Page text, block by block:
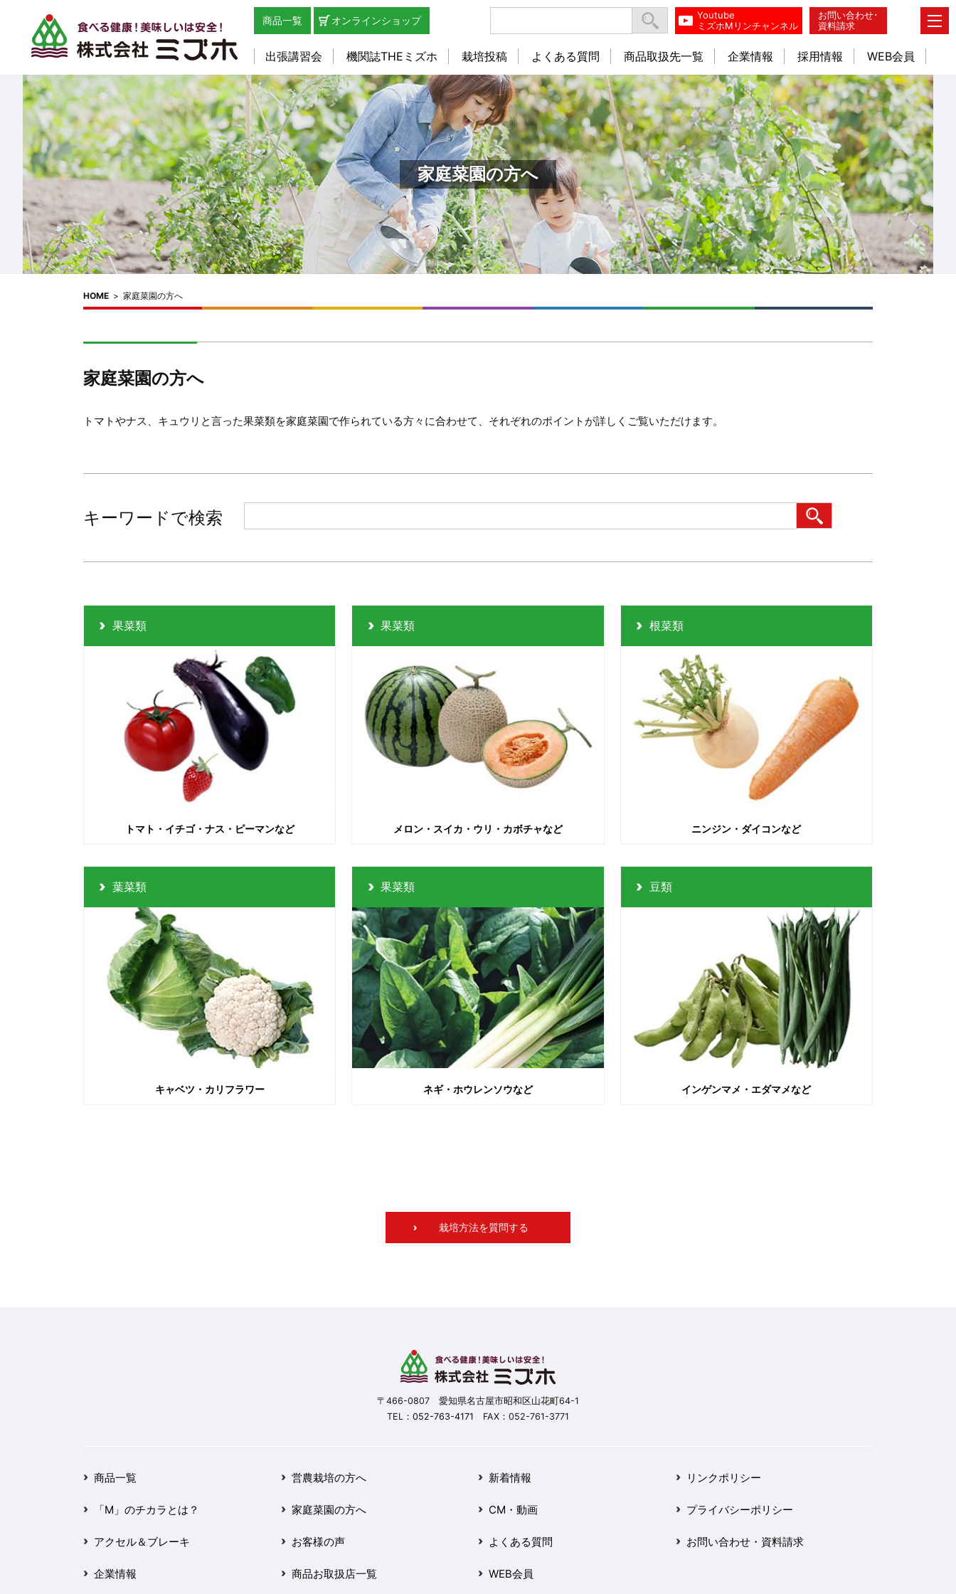
お問い合わせ･
資料請求
Youtube
ミズホMリンチャンネル
商品一覧 オンラインショップ
出張講習会 機関誌THEミズホ 栽培投稿 よくある質問 商品取扱先一覧 企業情報 採用情報 WEB会員
家庭菜園の方へ
HOME > 家庭菜園の方へ
家庭菜園の方へ
トマトやナス、キュウリと言った果菜類を家庭菜園で作られている方々に合わせて、それぞれのポイントが詳しくご覧いただけます。
キーワードで検索
果菜類
トマト・イチゴ・ナス・ピーマンなど
果菜類
メロン・スイカ・ウリ・カボチャなど
根菜類
ニンジン・ダイコンなど
葉菜類
キャベツ・カリフラワー
果菜類
ネギ・ホウレンソウなど
豆類
インゲンマメ・エダマメなど
栽培方法を質問する
〒466-0807 愛知県名古屋市昭和区山花町64-1
TEL： 052-763-4171 FAX：052-761-3771
商品一覧
「M」のチカラとは？
アクセル＆ブレーキ
企業情報
営農栽培の方へ
家庭菜園の方へ
お客様の声
商品お取扱店一覧
新着情報
CM・動画
よくある質問
WEB会員
リンクポリシー
プライバシーポリシー
お問い合わせ・資料請求